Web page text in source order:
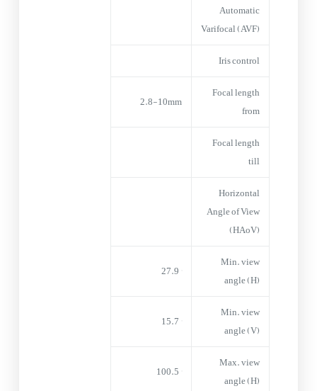
Automatic
Varifocal (AVF)
Iris control
Focal length
from
2.8-10mm
Focal length
till
Horizontal
Angle of View
(HAoV)
Min. view
angle (H)
Min. view
angle (V)
Max. view
angle (H)